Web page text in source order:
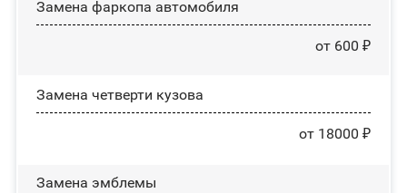
Замена фаркопа автомобиля
от 600 ₽
Замена четверти кузова
от 18000 ₽
Замена эмблемы